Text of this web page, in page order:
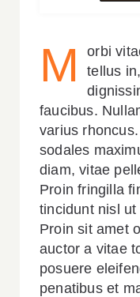
M
orbi
tellus
faucibus.
varius
sodales
diam, vitae
Proin fringilla
tincidunt nisl
Proin sit amet
auctor a vitae
posuere
penatibus et